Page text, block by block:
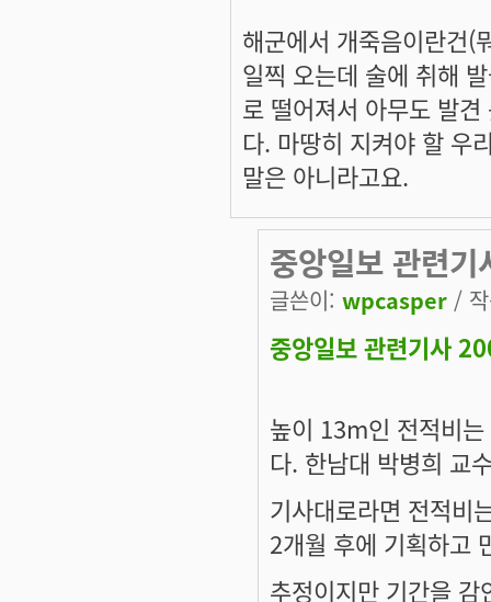
해군에서 개죽음이란건(
일찍 오는데 술에 취해
로 떨어져서 아무도 발
다. 마땅히 지켜야 할 우
말은 아니라고요.
중앙일보 관련기
글쓴이: wpcasper /
중앙일보 관련기사
높이 13m인 전적비
다. 한남대 박병희 교
기사대로라면 전적비
2개월 후에 기획하고
추정이지만 기간을